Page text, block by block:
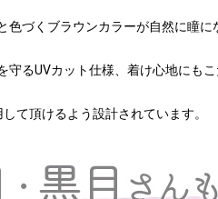
色づくブラウンカラーが自然に瞳に
守るUVカット仕様、着け心地にも
て頂けるよう設計されています。